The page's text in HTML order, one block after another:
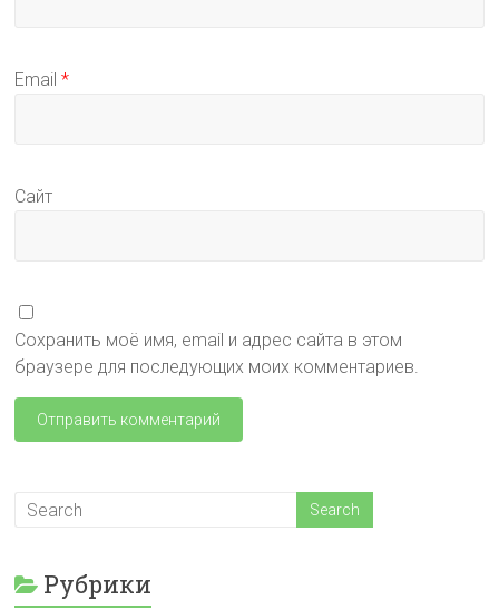
Email*
Сайт
Сохранить моё имя, email и адрес сайта в этом
браузере для последующих моих комментариев.
Рубрики